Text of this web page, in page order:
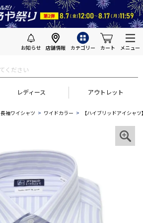
お知らせ 店舗情報 カテゴリー カート メニュー
レディース アウトレット
長袖ワイシャツ ワイドカラー 【ハイブリッドアイシャ